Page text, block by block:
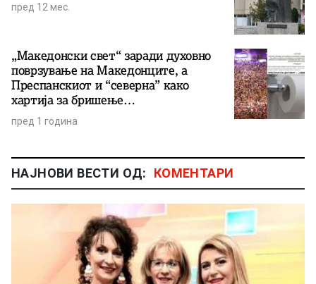
пред 12 мес.
„Македонски свет“ заради духовно
поврзување на Македонците, а
Преспанскиот и “северна” како
хартија за бришење…
пред 1 година
НАЈНОВИ ВЕСТИ ОД: КОМЕНТАРИ